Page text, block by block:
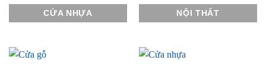
CỬA NHỰA NỘI THẤT